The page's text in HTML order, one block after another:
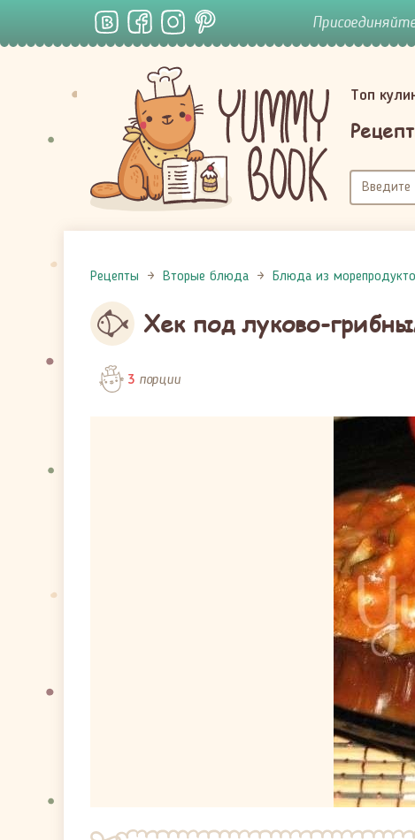
Топ
Рецепты Вторые блюда Блюда из
Хек под луково-
3порции